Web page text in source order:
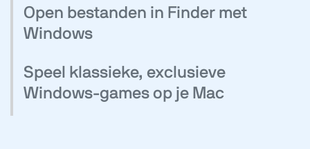
Open bestanden in Finder met
Windows
Speel klassieke, exclusieve
Windows-games op je Mac